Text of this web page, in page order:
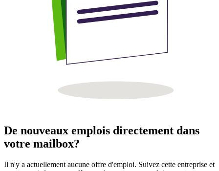
De nouveaux emplois directement dans
votre mailbox?
Il n'y a actuellement aucune offre d'emploi. Suivez cette entreprise et